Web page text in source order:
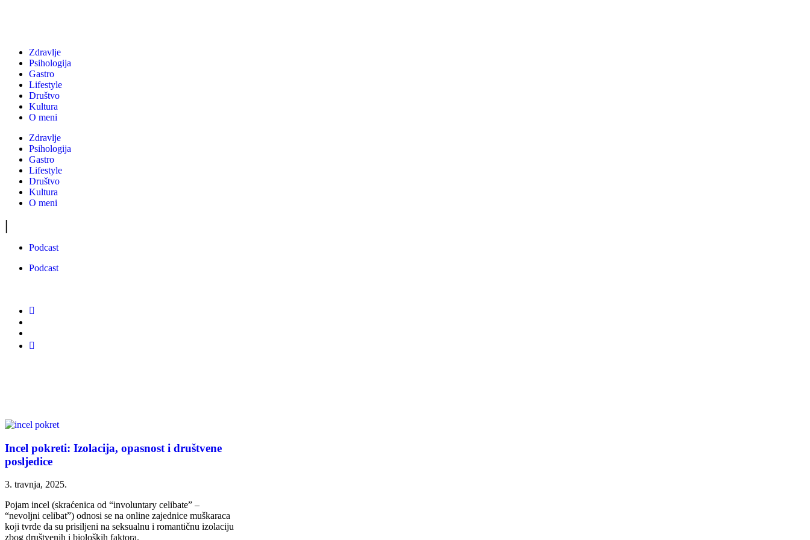
Zdravlje
Psihologija
Gastro
Lifestyle
Društvo
Kultura
O meni
Zdravlje
Psihologija
Gastro
Lifestyle
Društvo
Kultura
O meni
|
Podcast
Podcast
Incel pokreti: Izolacija, opasnost i društvene
posljedice
3. travnja, 2025.
Pojam incel (skraćenica od “involuntary celibate” –
“nevoljni celibat”) odnosi se na online zajednice muškaraca
koji tvrde da su prisiljeni na seksualnu i romantičnu izolaciju
zbog društvenih i bioloških faktora.